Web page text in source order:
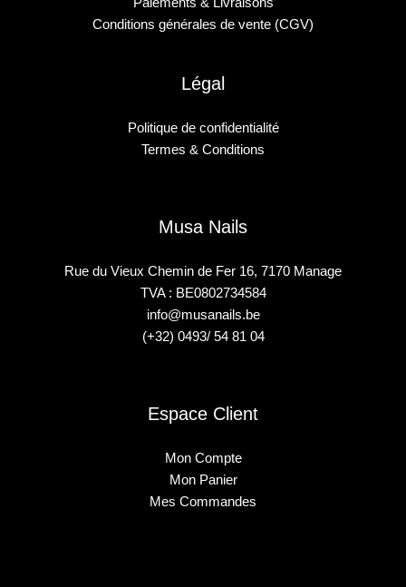
Conditions générales de vente (CGV)
Légal
Politique de confidentialité
Termes & Conditions
Musa Nails
Rue du Vieux Chemin de Fer 16, 7170 Manage
TVA : BE0802734584
info@musanails.be
(+32) 0493/ 54 81 04
Espace Client
Mon Compte
Mon Panier
Mes Commandes